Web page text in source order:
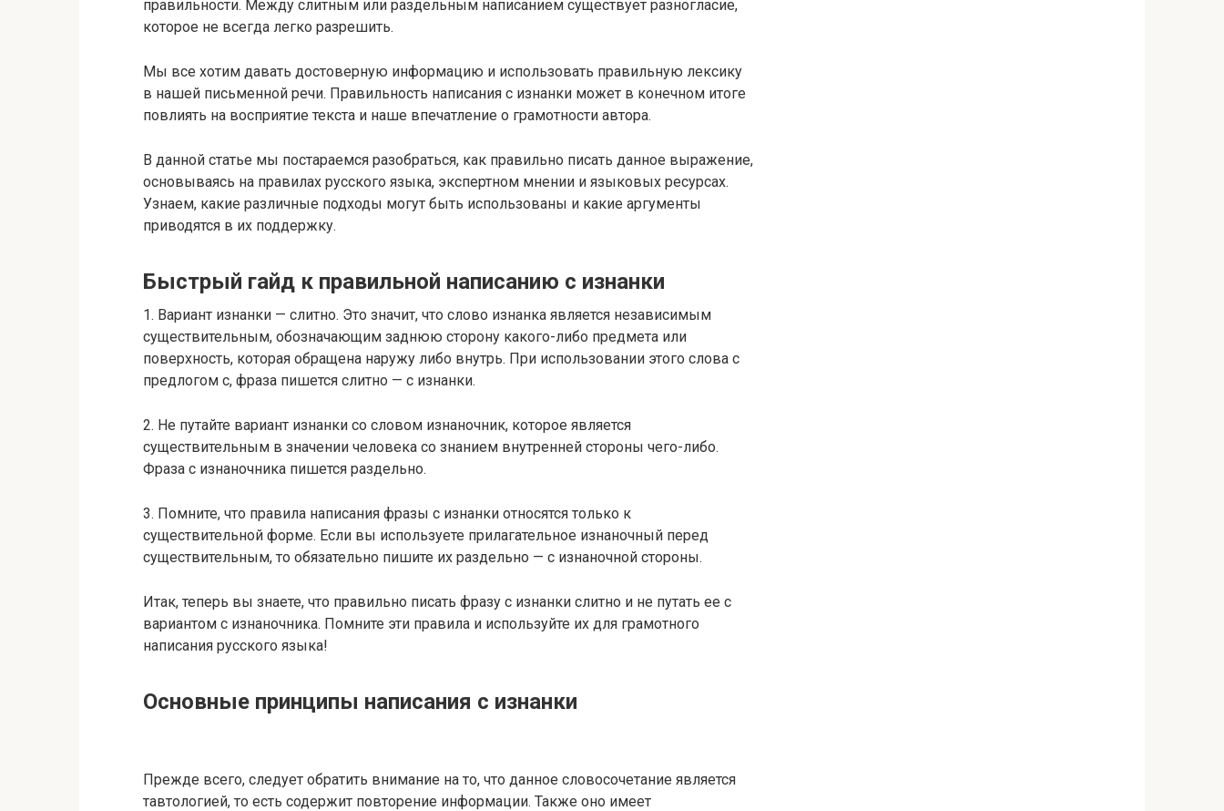
правильности. Между слитным или раздельным написанием существует разногласие,
которое не всегда легко разрешить.
Мы все хотим давать достоверную информацию и использовать правильную лексику
в нашей письменной речи. Правильность написания с изнанки может в конечном итоге
повлиять на восприятие текста и наше впечатление о грамотности автора.
В данной статье мы постараемся разобраться, как правильно писать данное выражение,
основываясь на правилах русского языка, экспертном мнении и языковых ресурсах.
Узнаем, какие различные подходы могут быть использованы и какие аргументы
приводятся в их поддержку.
Быстрый гайд к правильной написанию с изнанки
1. Вариант изнанки — слитно. Это значит, что слово изнанка является независимым
существительным, обозначающим заднюю сторону какого-либо предмета или
поверхность, которая обращена наружу либо внутрь. При использовании этого слова с
предлогом с, фраза пишется слитно — с изнанки.
2. Не путайте вариант изнанки со словом изнаночник, которое является
существительным в значении человека со знанием внутренней стороны чего-либо.
Фраза с изнаночника пишется раздельно.
3. Помните, что правила написания фразы с изнанки относятся только к
существительной форме. Если вы используете прилагательное изнаночный перед
существительным, то обязательно пишите их раздельно — с изнаночной стороны.
Итак, теперь вы знаете, что правильно писать фразу с изнанки слитно и не путать ее с
вариантом с изнаночника. Помните эти правила и используйте их для грамотного
написания русского языка!
Основные принципы написания с изнанки
Прежде всего, следует обратить внимание на то, что данное словосочетание является
тавтологией, то есть содержит повторение информации. Также оно имеет